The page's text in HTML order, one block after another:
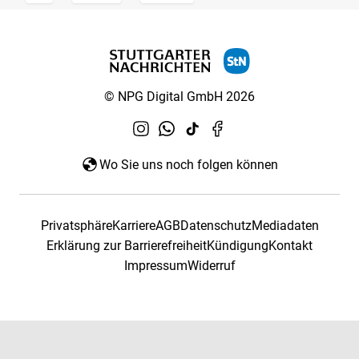
© NPG Digital GmbH 2026
Wo Sie uns noch folgen können
PrivatsphäreKarriereAGBDatenschutzMediadaten
Erklärung zur BarrierefreiheitKündigungKontakt
ImpressumWiderruf